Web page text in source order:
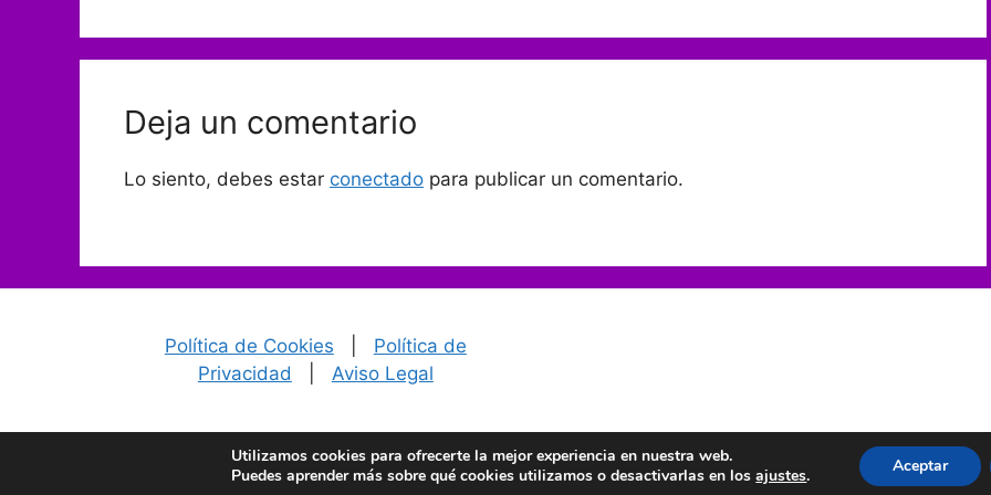
Deja un comentario
Lo siento, debes estar conectado para publicar un comentario.
Política de Cookies
Política de
Privacidad
Aviso Legal
© 2026 CHAT COMUNIDADES | CHAT GRATIS AMISTAD Y QUEDADAS• Creado
Utilizamos cookies para ofrecerte la mejor experiencia en nuestra web.
Puedes aprender más sobre qué cookies utilizamos o desactivarlas en losajustes. Aceptar